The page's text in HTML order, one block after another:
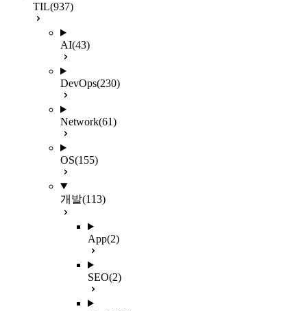
TIL(937)
AI(43)
DevOps(230)
Network(61)
OS(155)
개발(113)
App(2)
SEO(2)